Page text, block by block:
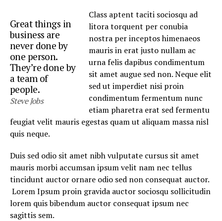
Great things in
business are
never done by
one person.
They’re done by
a team of
people.
Steve Jobs
Class aptent taciti sociosqu ad
litora torquent per conubia
nostra per inceptos himenaeos
mauris in erat justo nullam ac
urna felis dapibus condimentum
sit amet augue sed non. Neque elit
sed ut imperdiet nisi proin
condimentum fermentum nunc
etiam pharetra erat sed fermentu
feugiat velit mauris egestas quam ut aliquam massa nisl
quis neque.
Duis sed odio sit amet nibh vulputate cursus sit amet
mauris morbi accumsan ipsum velit nam nec tellus
tincidunt auctor ornare odio sed non consequat auctor.
Lorem Ipsum proin gravida auctor sociosqu sollicitudin
lorem quis bibendum auctor consequat ipsum nec
sagittis sem.